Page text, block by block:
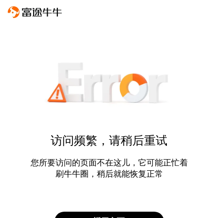
访问频繁，请稍后重试
您所要访问的页面不在这儿，它可能正忙着
刷牛牛圈，稍后就能恢复正常